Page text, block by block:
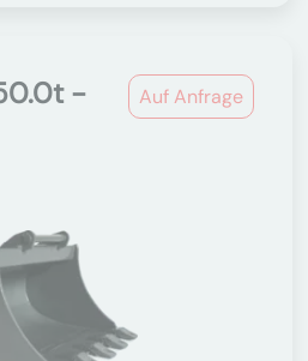
Auf Anfrage
-